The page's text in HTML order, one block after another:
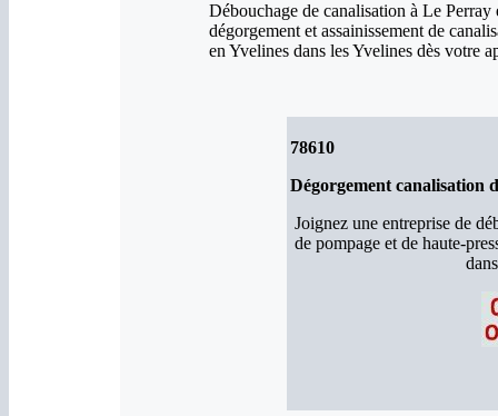
Débouchage de canalisation à Le
dégorgement et assainissement de
en Yvelines dans les Yvelines dès votre
78610
Dégorgement canalisation
Joignez une entreprise de
de pompage et de haute-